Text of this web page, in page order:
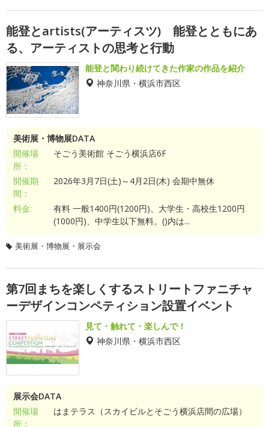
能登とartists(アーティスツ) 能登とともにあ
る、アーティストの思考と行動
能登と関わり続けてきた作家の作品を紹介
神奈川県・横浜市西区
美術展・博物展DATA
開催場
所：
そごう美術館 そごう横浜店6F
開催期
間：
2026年3月7日(土)～4月2日(木) 会期中無休
料金:
有料 一般1400円(1200円)、大学生・高校生1200円
(1000円)、中学生以下無料。()内は...
美術展・博物展・展示会
第7回まちを楽しくするストリートファニチャ
ーデザインコンペティション設置イベント
見て・触れて・楽しんで！
神奈川県・横浜市西区
展示会DATA
開催場
所：
はまテラス（スカイビルとそごう横浜店間の広場）